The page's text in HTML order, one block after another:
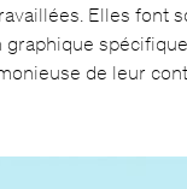
Elles font
graphique
de leur